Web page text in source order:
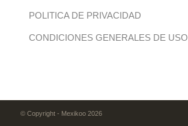
POLITICA DE PRIVACIDAD
CONDICIONES GENERALES DE USO
© Copyright - Mexikoo 2026